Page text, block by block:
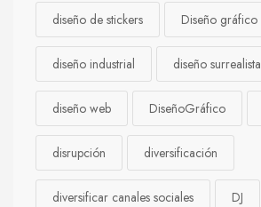
diseño de stickers Diseño gráfico
diseño industrial diseño surrealista
diseño web DiseñoGráfico
disrupción diversificación
diversificar canales sociales DJ